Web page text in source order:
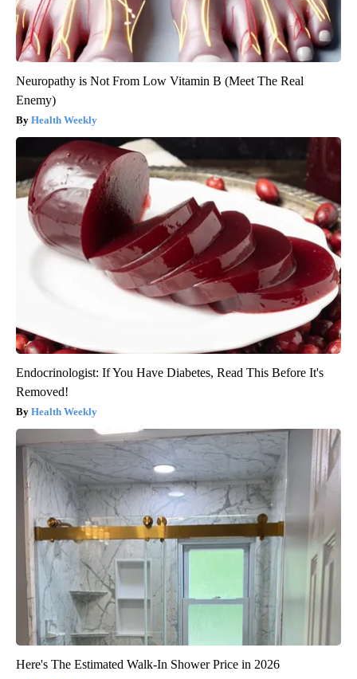
Neuropathy is Not From Low Vitamin B (Meet The Real
Enemy)
Health Weekly
Endocrinologist: If You Have Diabetes, Read This Before It's
Removed!
Health Weekly
Here's The Estimated Walk-In Shower Price in 2026